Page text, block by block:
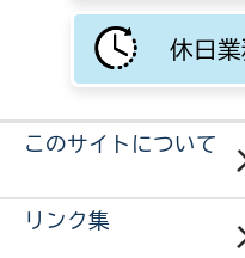
休日
このサイトについて
リンク集